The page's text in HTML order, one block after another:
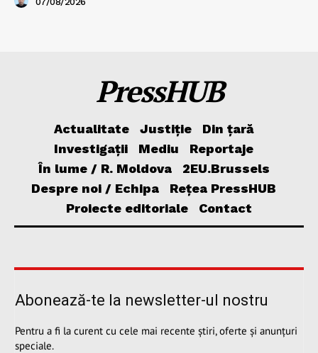
PressHUB
Actualitate Justiție
Din țară
Investigații
Mediu
Reportaje
În lume / R. Moldova
2EU.Brussels
Despre noi / Echipa
Rețea PressHUB
Proiecte editoriale
Contact
Abonează-te la newsletter-ul nostru
Pentru a fi la curent cu cele mai recente știri, oferte și anunțuri
speciale.